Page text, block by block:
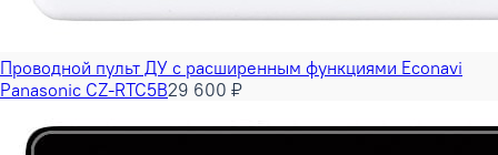
Проводной пульт ДУ с расширенным функциями Econavi
Panasonic CZ-RTC5B29 600 ₽